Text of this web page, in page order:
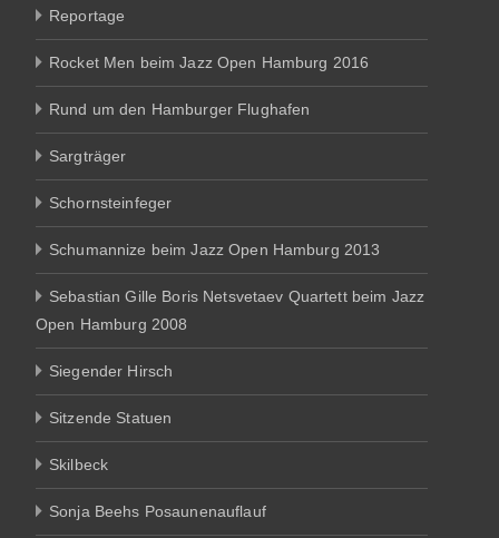
Reportage
Rocket Men beim Jazz Open Hamburg 2016
Rund um den Hamburger Flughafen
Sargträger
Schornsteinfeger
Schumannize beim Jazz Open Hamburg 2013
Sebastian Gille Boris Netsvetaev Quartett beim Jazz
Open Hamburg 2008
Siegender Hirsch
Sitzende Statuen
Skilbeck
Sonja Beehs Posaunenauflauf